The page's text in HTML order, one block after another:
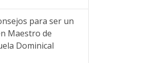
para ser un
Maestro de
Dominical